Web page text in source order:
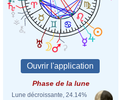
Phase de la lune
Lune décroissante, 24.14%